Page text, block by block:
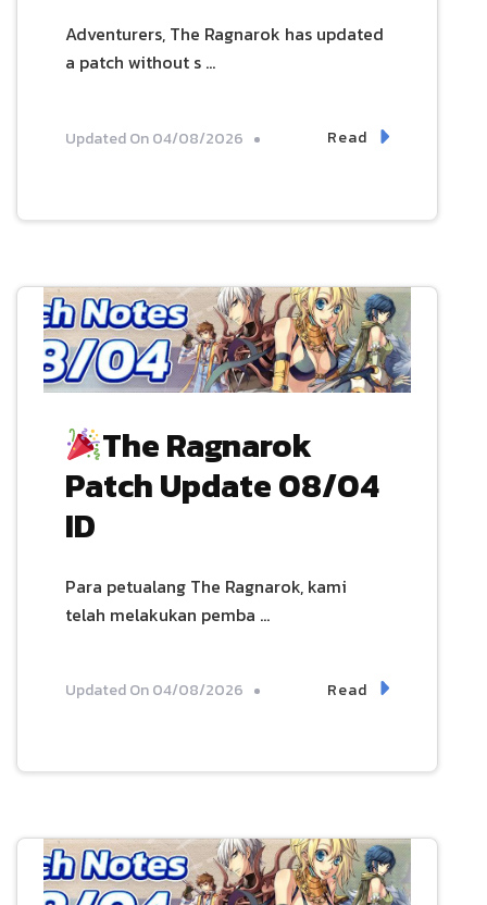
Adventurers, The Ragnarok has updated
a patch without s …
Updated On04/08/2026 Read
The Ragnarok
Patch Update 08/04
ID
Para petualang The Ragnarok, kami
telah melakukan pemba …
Updated On04/08/2026 Read